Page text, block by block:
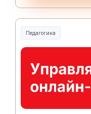
Педагогика
Образование и педагогика